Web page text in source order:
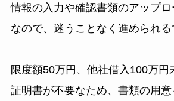
情報の入力や確認書類のアップ
なので、迷うことなく進められる
限度額50万円、他社借入100万円
証明書が不要なため、書類の用